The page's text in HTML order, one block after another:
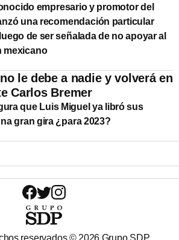
empresario y promotor del
una recomendación particular
de ser señalada de no apoyar al
mexicano
le debe a nadie y volverá en
Carlos Bremer
que Luis Miguel ya libró sus
gran gira ¿para 2023?